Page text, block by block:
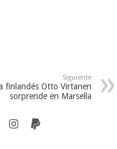
Siguiente
finlandés Otto Virtanen
sorprende en Marsella